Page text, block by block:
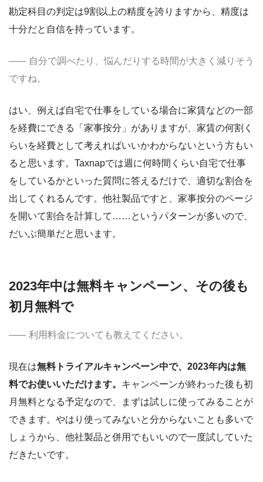
勘定科目の判定は9割以上の精度を誇りますから、精度は
十分だと自信を持っています。
自分で調べたり、悩んだりする時間が大きく減りそう
ですね。
はい、例えば自宅で仕事をしている場合に家賃などの一部
を経費にできる「家事按分」がありますが、家賃の何割く
らいを経費として考えればいいかわからないという方もい
ると思います。Taxnapでは週に何時間くらい自宅で仕事
をしているかといった質問に答えるだけで、適切な割合を
出してくれるんです。他社製品ですと、家事按分のページ
を開いて割合を計算して……というパターンが多いので、
だいぶ簡単だと思います。
2023年中は無料キャンペーン、その後も
初月無料で
利用料金についても教えてください。
現在は無料トライアルキャンペーン中で、2023年内は無
料でお使いいただけます。 キャンペーンが終わった後も初
月無料となる予定なので、まずは試しに使ってみることが
できます。やはり使ってみないと分からないことも多いで
しょうから、他社製品と併用でもいいので一度試していた
だきたいです。